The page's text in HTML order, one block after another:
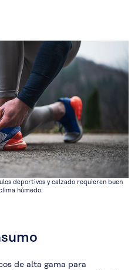
deportivos y calzado requieren buen
húmedo.
de alta gama para